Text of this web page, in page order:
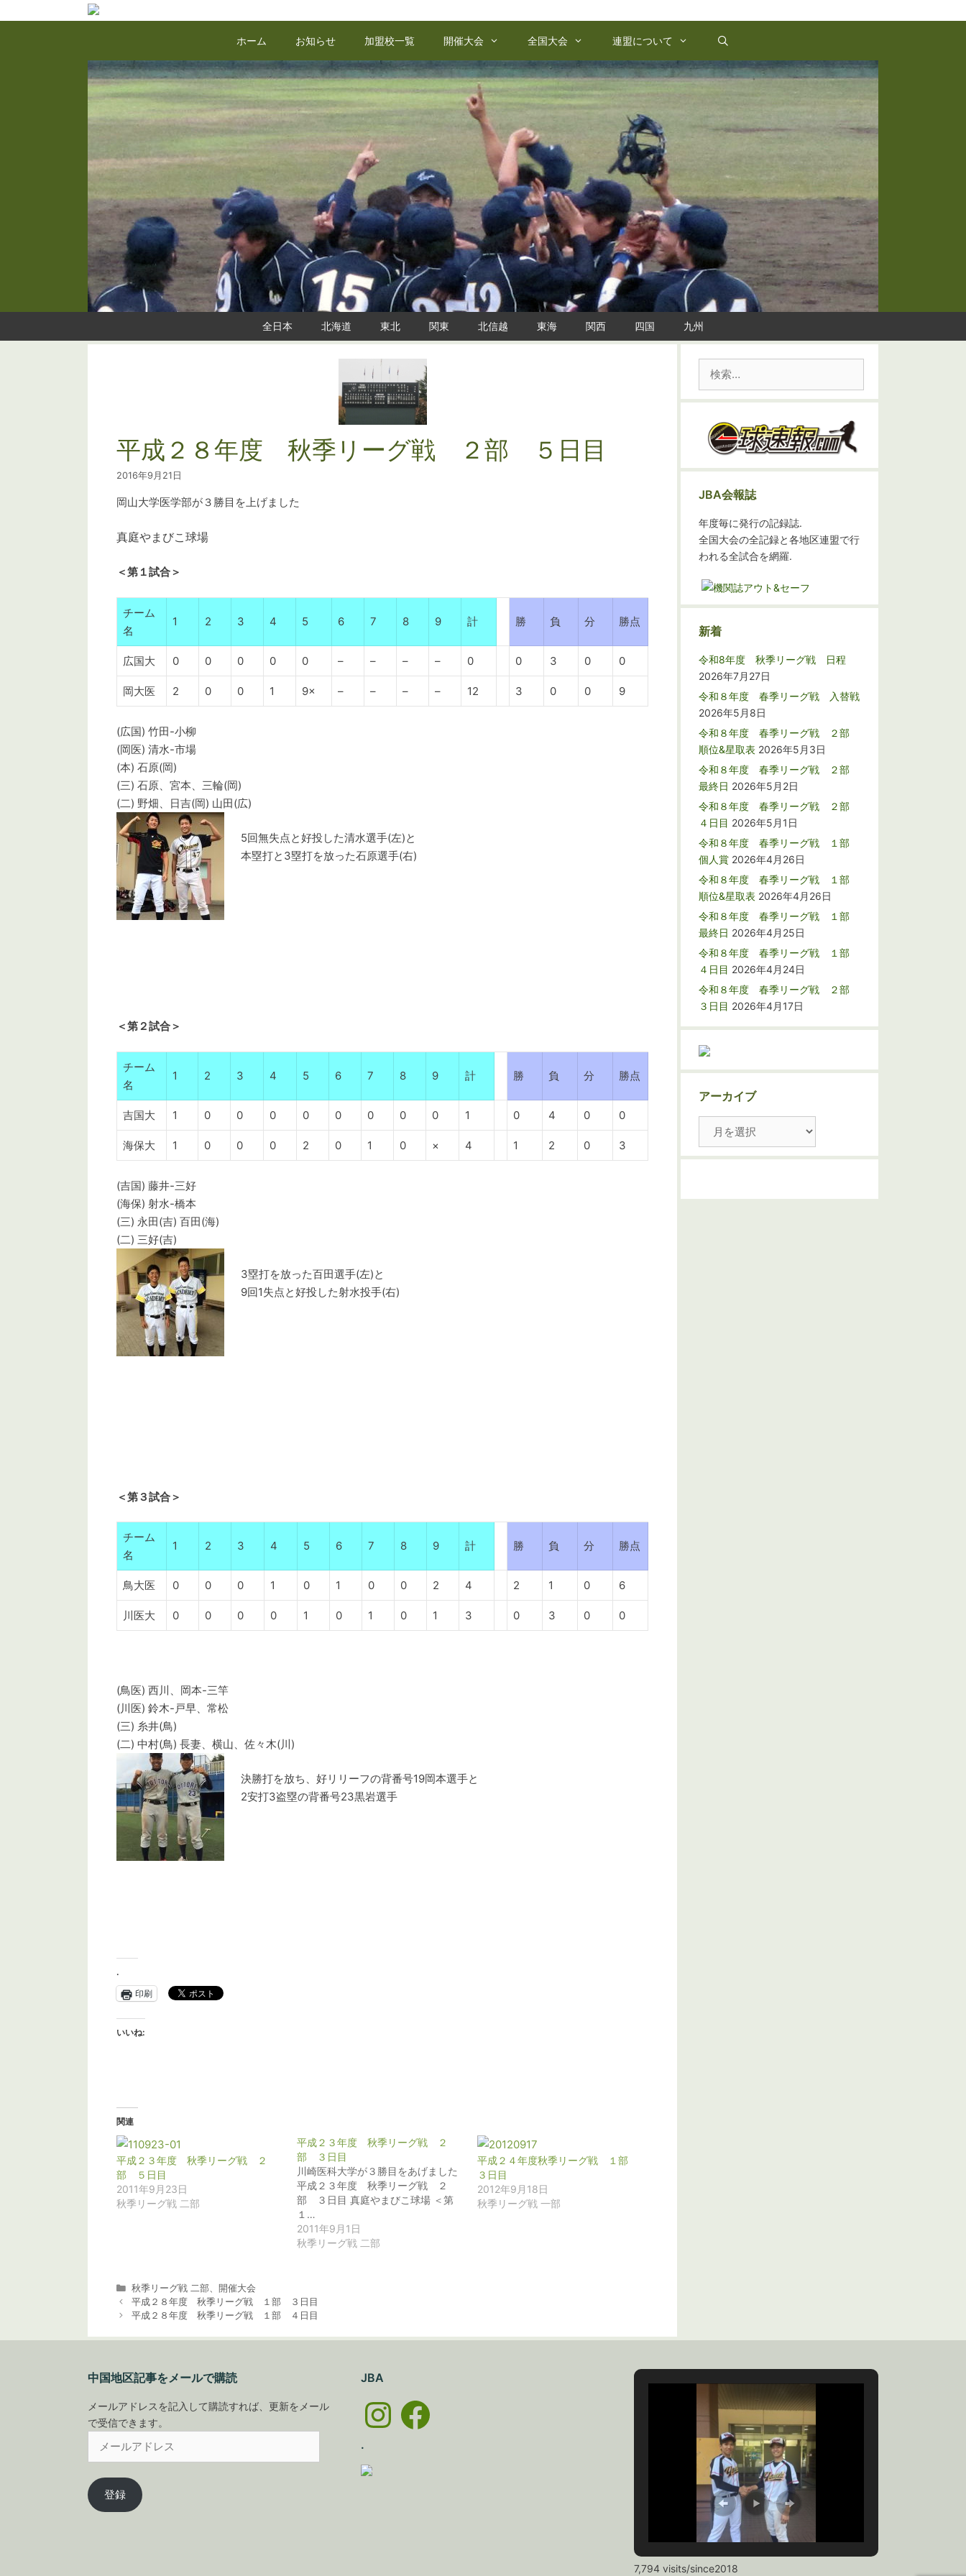
ホーム お知らせ 加盟校一覧 開催大会 全国大会 連盟について
全日本 北海道 東北 関東 北信越 東海 関西 四国 九州
平成２８年度 秋季リーグ戦 ２部 ５日目
2016年9月21日
岡山大学医学部が３勝目を上げました
真庭やまびこ球場
＜第１試合＞
チーム
名
1 2 3 4 5 6 7 8 9 計 勝 負 分 勝点
広国大 0 0 0 0 0 – – – – 0 0 3 0 0
岡大医 2 0 0 1 9× – – – – 12 3 0 0 9
(広国) 竹田-小柳
(岡医) 清水-市場
(本) 石原(岡)
(三) 石原、宮本、三輪(岡)
(二) 野畑、日吉(岡) 山田(広)
5回無失点と好投した清水選手(左)と
本塁打と3塁打を放った石原選手(右)
＜第２試合＞
チーム
名
1 2 3 4 5 6 7 8 9 計 勝 負 分 勝点
吉国大 1 0 0 0 0 0 0 0 0 1 0 4 0 0
海保大 1 0 0 0 2 0 1 0 × 4 1 2 0 3
(吉国) 藤井-三好
(海保) 射水-橋本
(三) 永田(吉) 百田(海)
(二) 三好(吉)
3塁打を放った百田選手(左)と
9回1失点と好投した射水投手(右)
＜第３試合＞
チーム
名
1 2 3 4 5 6 7 8 9 計 勝 負 分 勝点
鳥大医 0 0 0 1 0 1 0 0 2 4 2 1 0 6
川医大 0 0 0 0 1 0 1 0 1 3 0 3 0 0
(鳥医) 西川、岡本-三竿
(川医) 鈴木-戸早、常松
(三) 糸井(鳥)
(二) 中村(鳥) 長妻、横山、佐々木(川)
決勝打を放ち、好リリーフの背番号19岡本選手と
2安打3盗塁の背番号23黒岩選手
.
印刷
いいね:
関連
平成２３年度 秋季リーグ戦 ２
部 ５日目
2011年9月23日
秋季リーグ戦 二部
平成２３年度 秋季リーグ戦 ２
部 ３日目
川崎医科大学が３勝目をあげました
平成２３年度 秋季リーグ戦 ２
部 ３日目 真庭やまびこ球場 ＜第
１…
2011年9月1日
秋季リーグ戦 二部
平成２４年度秋季リーグ戦 １部
３日目
2012年9月18日
秋季リーグ戦 一部
カ
テ
ゴ
ー
秋季リーグ戦 二部、 開催大会
平成２８年度 秋季リーグ戦 １部 ３日目
平成２８年度 秋季リーグ戦 １部 ４日目
JBA会報誌
年度毎に発行の記録誌.
全国大会の全記録と各地区連盟で行
われる全試合を網羅.
新着
令和8年度 秋季リーグ戦 日程
2026年7月27日
令和８年度 春季リーグ戦 入替戦
2026年5月8日
令和８年度 春季リーグ戦 ２部
順位&星取表 2026年5月3日
令和８年度 春季リーグ戦 ２部
最終日 2026年5月2日
令和８年度 春季リーグ戦 ２部
４日目 2026年5月1日
令和８年度 春季リーグ戦 １部
個人賞 2026年4月26日
令和８年度 春季リーグ戦 １部
順位&星取表 2026年4月26日
令和８年度 春季リーグ戦 １部
最終日 2026年4月25日
令和８年度 春季リーグ戦 １部
４日目 2026年4月24日
令和８年度 春季リーグ戦 ２部
３日目 2026年4月17日
アーカイブ
カ
中国地区記事をメールで購読
メールアドレスを記入して購読すれば、更新をメール
で受信できます。
ア
ド
登録
JBA
InstagramFacebook
.
7,794 visits/since2018